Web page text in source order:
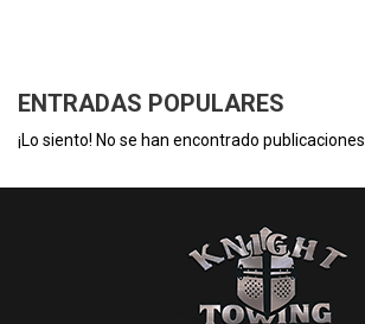
ENTRADAS POPULARES
¡Lo siento! No se han encontrado publicaciones.